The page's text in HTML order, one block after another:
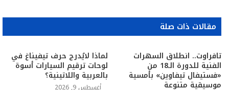
مقالات ذات صلة
تافراوت.. انطلاق السهرات
الفنية للدورة الـ18 من
«فستيفال تيفاوين» بأمسية
موسيقية متنوعة
لماذا لايُدرج حرف تيفيناغ في
لوحات ترقيم السيارات أسوة
بالعربية واللاتينية؟
أغسطس 9, 2026